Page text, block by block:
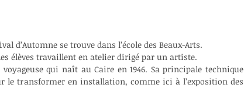
d’Automne se trouve dans l’école des Beaux-Arts.
élèves travaillent en atelier dirigé par un artiste.
qui naît au Caire en 1946. Sa principale technique
le transformer en installation, comme ici à l’exposition des